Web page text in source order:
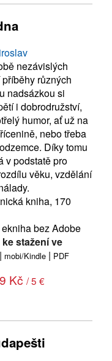
nezávislých
různých
nadsázkou si
i dobrodružství,
humor, ať už na
nebo třeba
Díky tomu
v podstatě pro
věku, vzdělání
kniha, 170
ekniha bez Adobe
stažení ve
| mobi/Kindle | PDF
Kč / 5 €